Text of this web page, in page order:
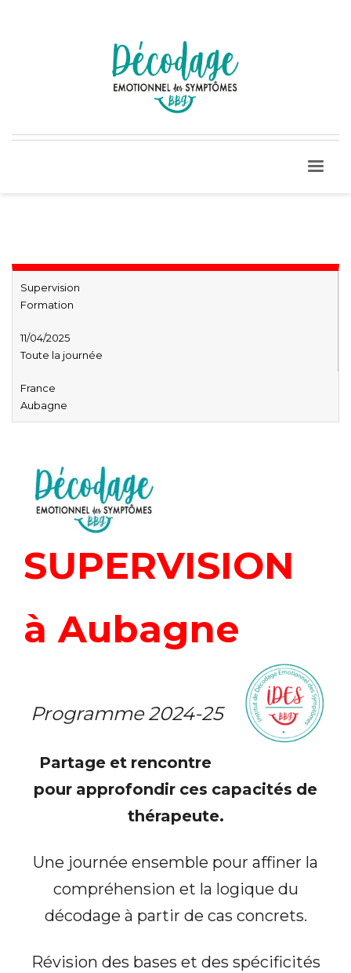
Supervision
Formation
11/04/2025
Toute la journée
France
Aubagne
SUPERVISION
à Aubagne
Programme 2024-25
Partage et rencontre
pour approfondir ces capacités de
thérapeute.
Une journée ensemble pour affiner la
compréhension et la logique du
décodage à partir de cas concrets.
Révision des bases et des spécificités